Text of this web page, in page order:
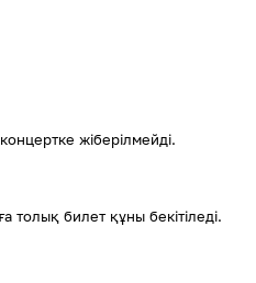
жіберілмейді.
толық билет құны бекітіледі.